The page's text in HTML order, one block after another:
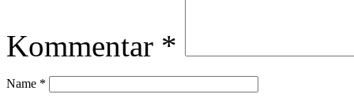
Kommentar *
Name *